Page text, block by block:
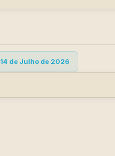
14 de Julho de 2026